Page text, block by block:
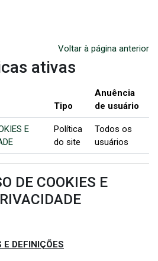
Voltar à página anterior
ativas
Tipo
Anuência
de usuário
E
Política
do site
Todos os
usuários
DE COOKIES E
DEFINIÇÕES